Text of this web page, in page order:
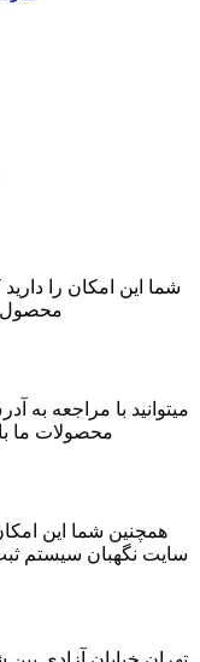
شما این امکان را
محصول
میتوانید با مراجعه
محصولات ما
همچنین شما این
سایت نگهبان سیستم